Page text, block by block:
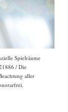
Spielräume
/ Die
aller